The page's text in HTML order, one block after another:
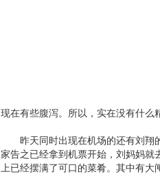
现在有些腹泻。所以，实在没有什么
昨天同时出现在机场的还有刘翔
家告之已经拿到机票开始，刘妈妈
上已经摆满了可口的菜肴。其中有